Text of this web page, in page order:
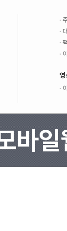
영
바